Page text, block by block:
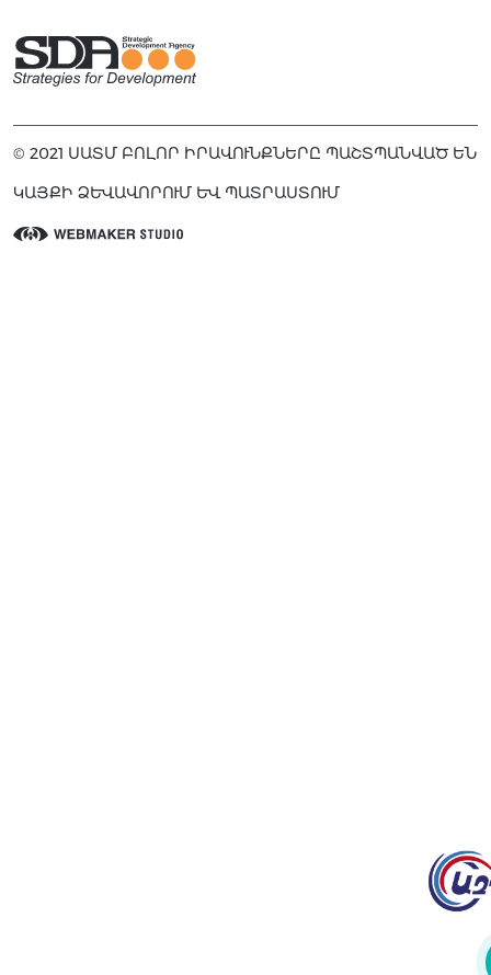
© 2021 ՍԱՏՄ ԲՈԼՈՐ ԻՐԱՎՈՒՆՔՆԵՐԸ ՊԱՇՏՊԱՆՎԱԾ ԵՆ
ԿԱՅՔԻ ՁԵՎԱՎՈՐՈՒՄ ԵՎ ՊԱՏՐԱՍՏՈՒՄ